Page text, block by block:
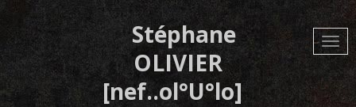
contenu
principal
Stéphane
OLIVIER
[nef..ol°U°lo]